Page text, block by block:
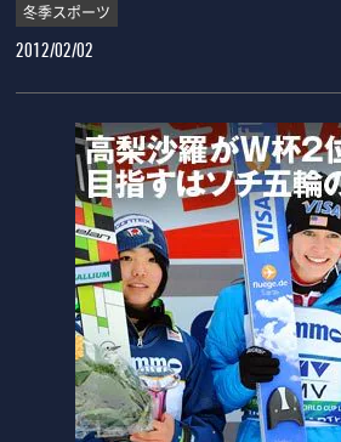
冬季スポーツ
2012/02/02